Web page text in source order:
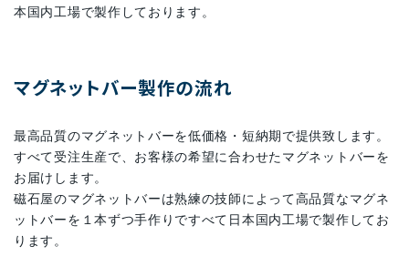
本国内工場で製作しております。
マグネットバー製作の流れ
最高品質のマグネットバーを低価格・短納期で提供致します。
すべて受注生産で、お客様の希望に合わせたマグネットバーを
お届けします。
磁石屋のマグネットバーは熟練の技師によって高品質なマグネ
ットバーを１本ずつ手作りですべて日本国内工場で製作してお
ります。